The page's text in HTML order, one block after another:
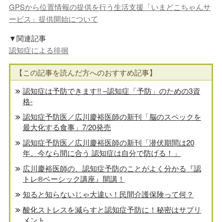
GPSから位置情報の提供を行う生活支援「いまどこちゃんサ
ービス」提供開始について
▼関連記事
認知症による徘徊
【この記事を読んだ方へのおすすめ記事】
認知症は予防できます!! –認知症「予防」のための3資
格-
認知症予防医／広川慶裕医師の新刊「脳のスペックを
最大化する食事」7/20発売
認知症予防医／広川慶裕医師の新刊「潜伏期間は20
年。今なら間に合う 認知症は自分で防げる！」
広川慶裕医師の、認知症予防のことがよく分かる『認
トレ®️ベーシック講座』開講！
知ると知らないじゃ大違い！民間介護保険って何？
酸化ストレスを減らすと認知症予防に！秘密はサプリ
メント